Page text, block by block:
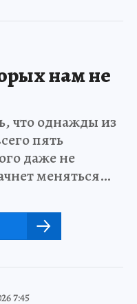
нам не
что однажды из
пять
даже не
меняться…
7:45